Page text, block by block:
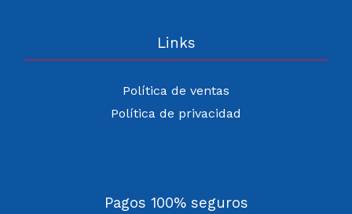
Links
Política de ventas
Política de privacidad
Pagos 100% seguros